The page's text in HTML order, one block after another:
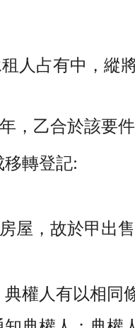
人占有中，縱
，乙合於該要
轉登記:
屋，故於甲出
權人有以相同